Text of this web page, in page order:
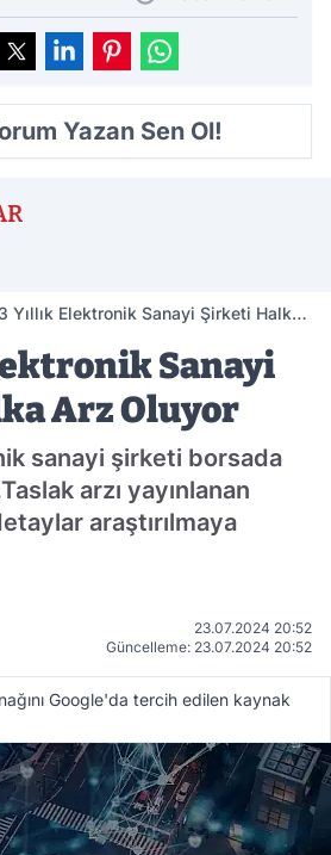
Yazan Sen Ol!
Yıllık Elektronik Sanayi Şirketi Halka
Sanayi
Arz Oluyor
sanayi şirketi borsada
arzı yayınlanan
araştırılmaya
23.07.2024 20:52
Güncelleme: 23.07.2024 20:52
Google'da tercih edilen kaynak